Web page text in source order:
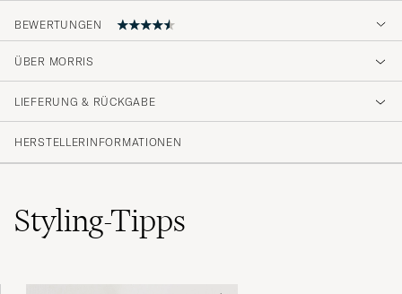
BEWERTUNGEN
Fin kvalitet, bra i storlek.
EMMA A GEKAUFT AM AUF CAREOFCARL.SE
ÜBER MORRIS
LIEFERUNG & RÜCKGABE
HERSTELLERINFORMATIONEN
Styling-Tipps